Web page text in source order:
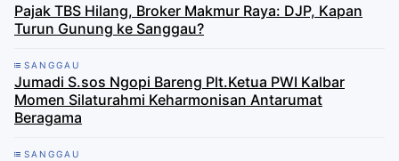
Pajak TBS Hilang, Broker Makmur Raya: DJP, Kapan
Turun Gunung ke Sanggau?
SANGGAU
Jumadi S.sos Ngopi Bareng Plt.Ketua PWI Kalbar
Momen Silaturahmi Keharmonisan Antarumat
Beragama
SANGGAU